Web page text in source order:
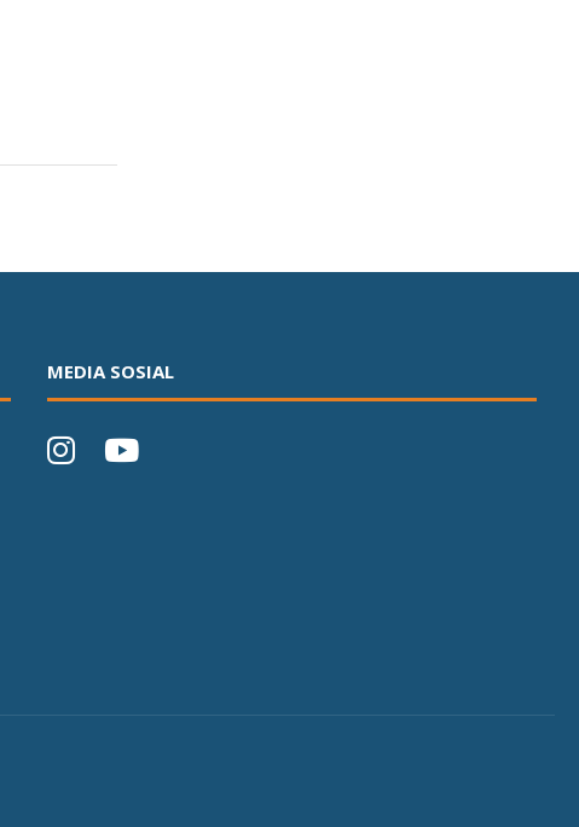
MEDIA SOSIAL